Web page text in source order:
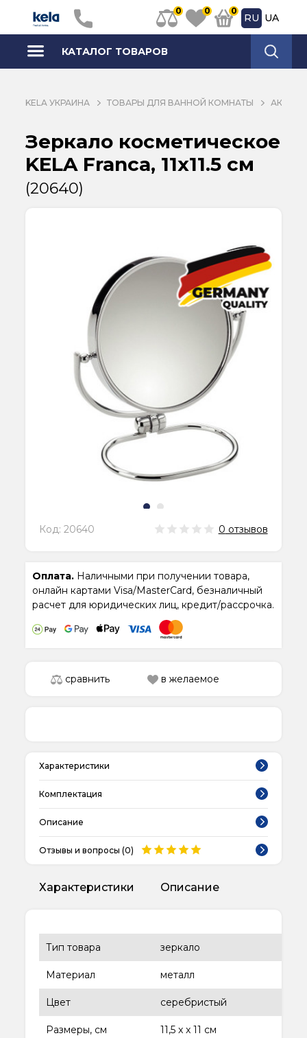
0 0 0
RU UA
КАТАЛОГ ТОВАРОВ
KELA УКРАИНА ТОВАРЫ ДЛЯ ВАННОЙ КОМНАТЫ
Зеркало косметическое
KELA Franca, 11х11.5 см
(20640)
Код:20640 0 отзывов
Оплата. Наличными при получении товара,
онлайн картами Visa/MasterCard, безналичный
расчет для юридических лиц, кредит/рассрочка.
сравнить в желаемое
Характеристики
Комплектация
Описание
Отзывы и вопросы (0)
Характеристики Описание
Тип товара зеркало
Материал металл
Цвет серебристый
Размеры, см 11,5 x x 11 см